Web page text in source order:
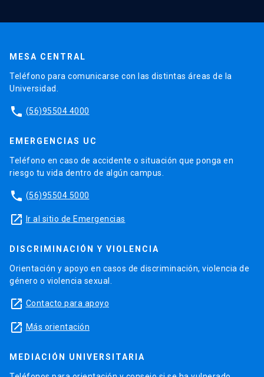
MESA CENTRAL
Teléfono para comunicarse con las distintas áreas de la
Universidad.
phone (56)95504 4000
EMERGENCIAS UC
Teléfono en caso de accidente o situación que ponga en
riesgo tu vida dentro de algún campus.
phone (56)95504 5000
launch Ir al sitio de Emergencias
DISCRIMINACIÓN Y VIOLENCIA
Orientación y apoyo en casos de discriminación, violencia de
género o violencia sexual.
launch Contacto para apoyo
launch Más orientación
MEDIACIÓN UNIVERSITARIA